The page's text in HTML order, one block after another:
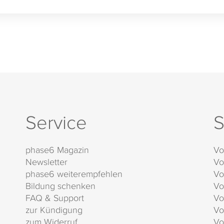
Service
phase6 Magazin
Newsletter
phase6 weiterempfehlen
Bildung schenken
FAQ & Support
zur Kündigung